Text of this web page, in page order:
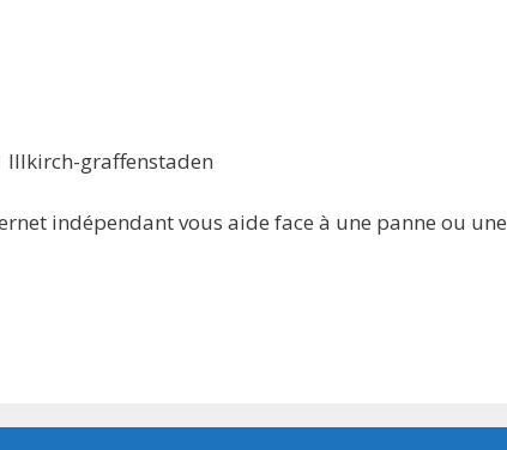
Illkirch-graffenstaden
indépendant vous aide face à une panne ou une